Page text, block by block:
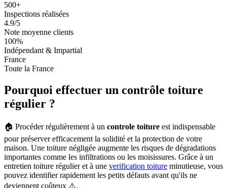
500+
Inspections réalisées
4.9/5
Note moyenne clients
100%
Indépendant & Impartial
France
Toute la France
Pourquoi effectuer un contrôle toiture
régulier ?
🏠 Procéder régulièrement à un controle toiture est indispensable
pour préserver efficacement la solidité et la protection de votre
maison. Une toiture négligée augmente les risques de dégradations
importantes comme les infiltrations ou les moisissures. Grâce à un
entretien toiture régulier et à une verification toiture minutieuse, vous
pouvez identifier rapidement les petits défauts avant qu'ils ne
deviennent coûteux ⚠️.